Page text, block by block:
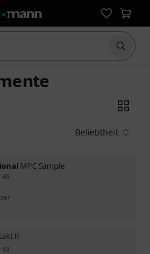
Suche
Beliebtheit
MPC Sample
45
II
83